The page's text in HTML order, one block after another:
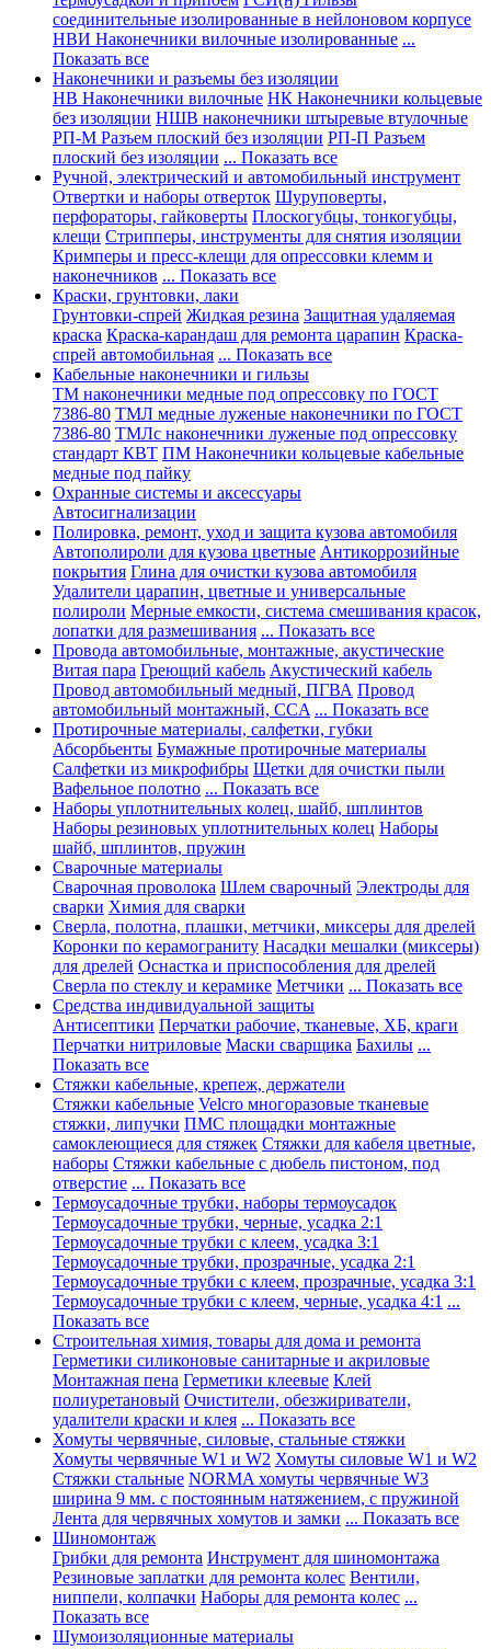
соединительные изолированные в нейлоновом корпусе
НВИ Наконечники вилочные изолированные ...
Показать все
Наконечники и разъемы без изоляции
НВ Наконечники вилочные НК Наконечники кольцевые
без изоляции НШВ наконечники штыревые втулочные
РП-М Разъем плоский без изоляции РП-П Разъем
плоский без изоляции ... Показать все
Ручной, электрический и автомобильный инструмент
Отвертки и наборы отверток Шуруповерты,
перфораторы, гайковерты Плоскогубцы, тонкогубцы,
клещи Стрипперы, инструменты для снятия изоляции
Кримперы и пресс-клещи для опрессовки клемм и
наконечников ... Показать все
Краски, грунтовки, лаки
Грунтовки-спрей Жидкая резина Защитная удаляемая
краска Краска-карандаш для ремонта царапин Краска-
спрей автомобильная ... Показать все
Кабельные наконечники и гильзы
ТМ наконечники медные под опрессовку по ГОСТ
7386-80 ТМЛ медные луженые наконечники по ГОСТ
7386-80 ТМЛс наконечники луженые под опрессовку
стандарт КВТ ПМ Наконечники кольцевые кабельные
медные под пайку
Охранные системы и аксессуары
Автосигнализации
Полировка, ремонт, уход и защита кузова автомобиля
Автополироли для кузова цветные Антикоррозийные
покрытия Глина для очистки кузова автомобиля
Удалители царапин, цветные и универсальные
полироли Мерные емкости, система смешивания красок,
лопатки для размешивания ... Показать все
Провода автомобильные, монтажные, акустические
Витая пара Греющий кабель Акустический кабель
Провод автомобильный медный, ПГВА Провод
автомобильный монтажный, CCA ... Показать все
Протирочные материалы, салфетки, губки
Абсорбьенты Бумажные протирочные материалы
Салфетки из микрофибры Щетки для очистки пыли
Вафельное полотно ... Показать все
Наборы уплотнительных колец, шайб, шплинтов
Наборы резиновых уплотнительных колец Наборы
шайб, шплинтов, пружин
Сварочные материалы
Сварочная проволока Шлем сварочный Электроды для
сварки Химия для сварки
Сверла, полотна, плашки, метчики, миксеры для дрелей
Коронки по керамограниту Насадки мешалки (миксеры)
для дрелей Оснастка и приспособления для дрелей
Сверла по стеклу и керамике Метчики ... Показать все
Средства индивидуальной защиты
Антисептики Перчатки рабочие, тканевые, ХБ, краги
Перчатки нитриловые Маски сварщика Бахилы ...
Показать все
Стяжки кабельные, крепеж, держатели
Стяжки кабельные Velcro многоразовые тканевые
стяжки, липучки ПМС площадки монтажные
самоклеющиеся для стяжек Стяжки для кабеля цветные,
наборы Стяжки кабельные с дюбель пистоном, под
отверстие ... Показать все
Термоусадочные трубки, наборы термоусадок
Термоусадочные трубки, черные, усадка 2:1
Термоусадочные трубки с клеем, усадка 3:1
Термоусадочные трубки, прозрачные, усадка 2:1
Термоусадочные трубки с клеем, прозрачные, усадка 3:1
Термоусадочные трубки с клеем, черные, усадка 4:1 ...
Показать все
Строительная химия, товары для дома и ремонта
Герметики силиконовые санитарные и акриловые
Монтажная пена Герметики клеевые Клей
полиуретановый Очистители, обезжириватели,
удалители краски и клея ... Показать все
Хомуты червячные, силовые, стальные стяжки
Хомуты червячные W1 и W2 Хомуты силовые W1 и W2
Стяжки стальные NORMA хомуты червячные W3
ширина 9 мм. с постоянным натяжением, с пружиной
Лента для червячных хомутов и замки ... Показать все
Шиномонтаж
Грибки для ремонта Инструмент для шиномонтажа
Резиновые заплатки для ремонта колес Вентили,
ниппели, колпачки Наборы для ремонта колес ...
Показать все
Шумоизоляционные материалы